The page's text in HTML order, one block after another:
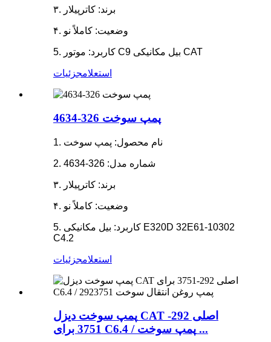
۳. برند: کاترپیلار
۴. وضعیت: کاملاً نو
5. کاربرد: موتور C9 بیل مکانیکی CAT
استعلامجزئیات
پمپ سوخت 326-4634
1. نام محصول: پمپ سوخت
2. شماره مدل: 326-4634
۳. برند: کاترپیلار
۴. وضعیت: کاملاً نو
5. کاربرد: بیل مکانیکی E320D 32E61-10302
C4.2
استعلامجزئیات
پمپ سوخت دیزل CAT اصلی 292-
3751 برای C6.4 / پمپ سوخت ...